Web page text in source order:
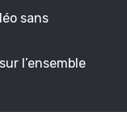
sans
l’ensemble